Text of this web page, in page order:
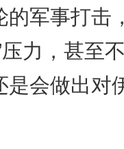
的军事打击
压力，甚至
是会做出对